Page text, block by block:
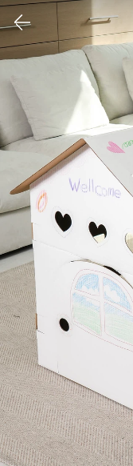
클릭 시 이미지 확대 보기 팝업